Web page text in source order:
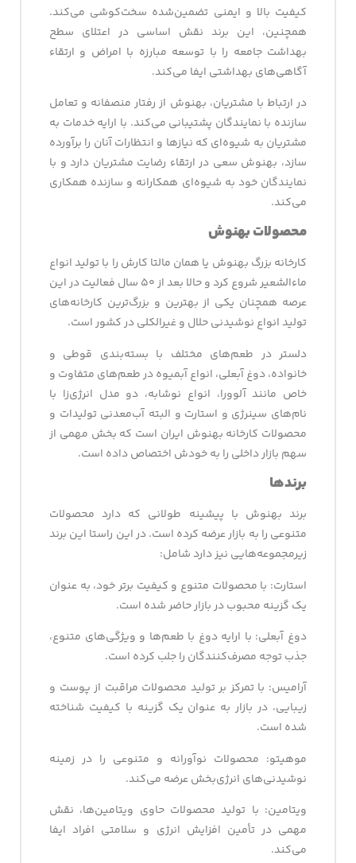
کیفیت بالا و ایمنی تضمین‌شده سخت‌کوشی می‌کند.
همچنین، این برند نقش اساسی در اعتلای سطح
بهداشت جامعه را با توسعه مبارزه با امراض و ارتقاء
آگاهی‌های بهداشتی ایفا می‌کند.
در ارتباط با مشتریان، بهنوش از رفتار منصفانه و تعامل
سازنده با نمایندگان پشتیبانی می‌کند. با ارایه خدمات به
مشتریان به شیوه‌ای که نیازها و انتظارات آنان را برآورده
سازد، بهنوش سعی در ارتقاء رضایت مشتریان دارد و با
نمایندگان خود به شیوه‌ای همکارانه و سازنده همکاری
می‌کند.
محصولات بهنوش
کارخانه بزرگ بهنوش یا همان مالتا کارش را با تولید انواع
ماءالشعیر شروع کرد و حالا بعد از ۵۰ سال فعالیت در این
عرصه همچنان یکی از بهترین و بزرگ‌ترین کارخانه‌های
تولید انواع نوشیدنی حلال و غیرالکلی در کشور است.
دلستر در طعم‌های مختلف با بسته‌بندی قوطی و
خانواده، دوغ آبعلی، انواع آبمیوه در طعم‌های متفاوت و
خاص مانند آلوورا، انواع نوشابه، دو مدل انرژی‌زا با
نام‌های سینرژی و استارت و البته آب‌معدنی تولیدات و
محصولات کارخانه بهنوش ایران است که بخش مهمی از
سهم بازار داخلی را به خودش اختصاص داده است.
برندها
برند بهنوش با پیشینه طولانی که دارد محصولات
متنوعی را به بازار عرضه کرده است. در این راستا این برند
زیرمجموعه­‌هایی نیز دارد شامل:
استارت: با محصولات متنوع و کیفیت برتر خود، به عنوان
یک گزینه محبوب در بازار حاضر شده است.
دوغ آبعلی: با ارایه دوغ با طعم‌ها و ویژگی‌های متنوع،
جذب توجه مصرف‌کنندگان را جلب کرده است.
آرامیس: با تمرکز بر تولید محصولات مراقبت از پوست و
زیبایی، در بازار به عنوان یک گزینه با کیفیت شناخته
شده است.
موهیتو: محصولات نوآورانه و متنوعی را در زمینه
نوشیدنی‌های انرژی‌بخش عرضه می‌کند.
ویتامین: با تولید محصولات حاوی ویتامین‌ها، نقش
مهمی در تأمین افزایش انرژی و سلامتی افراد ایفا
می‌کند.